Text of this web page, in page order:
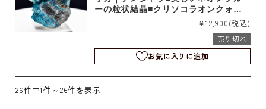
ーの粒状結晶■クリソコラオンクォー
¥12,900(税込)
売り切れ
お気に入りに追加
26件中1件～26件を表示